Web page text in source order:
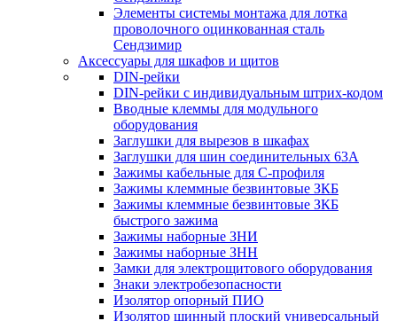
Элементы системы монтажа для лотка
проволочного оцинкованная сталь
Сендзимир
Аксессуары для шкафов и щитов
DIN-рейки
DIN-рейки с индивидуальным штрих-кодом
Вводные клеммы для модульного
оборудования
Заглушки для вырезов в шкафах
Заглушки для шин соединительных 63А
Зажимы кабельные для С-профиля
Зажимы клеммные безвинтовые ЗКБ
Зажимы клеммные безвинтовые ЗКБ
быстрого зажима
Зажимы наборные ЗНИ
Зажимы наборные ЗНН
Замки для электрощитового оборудования
Знаки электробезопасности
Изолятор опорный ПИО
Изолятор шинный плоский универсальный